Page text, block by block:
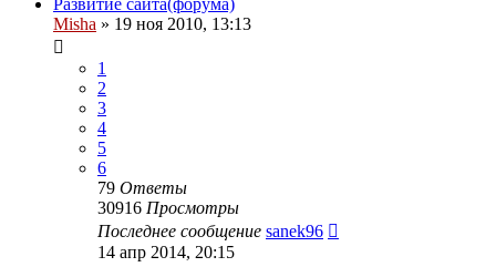
Misha » 19 ноя 2010, 13:13
1
2
3
4
5
6
79 Ответы
30916 Просмотры
Последнее сообщение sanek96
14 апр 2014, 20:15